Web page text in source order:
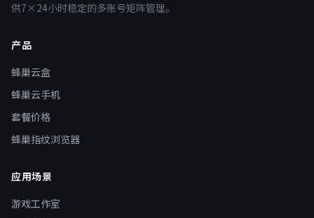
供7×24小时稳定的多账号矩阵管理。
产品
蜂巢云盒
蜂巢云手机
套餐价格
蜂巢指纹浏览器
应用场景
游戏工作室